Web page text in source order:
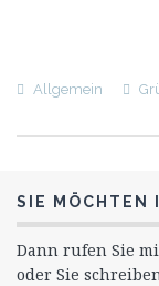
Allgemein
SIE MÖCHTEN
Dann rufen Sie
oder Sie